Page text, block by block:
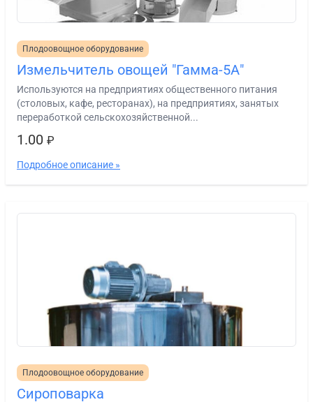
Плодоовощное оборудование
Измельчитель овощей "Гамма-5А"
Используются на предприятиях общественного питания
(столовых, кафе, ресторанах), на предприятиях, занятых
переработкой сельскохозяйственной...
1.00 ₽
Подробное описание »
Плодоовощное оборудование
Сироповарка